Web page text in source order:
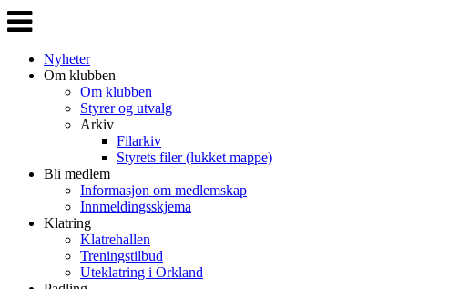
Veksle
navigasjon
Nyheter
Om klubben
Om klubben
Styrer og utvalg
Arkiv
Filarkiv
Styrets filer (lukket mappe)
Bli medlem
Informasjon om medlemskap
Innmeldingsskjema
Klatring
Klatrehallen
Treningstilbud
Uteklatring i Orkland